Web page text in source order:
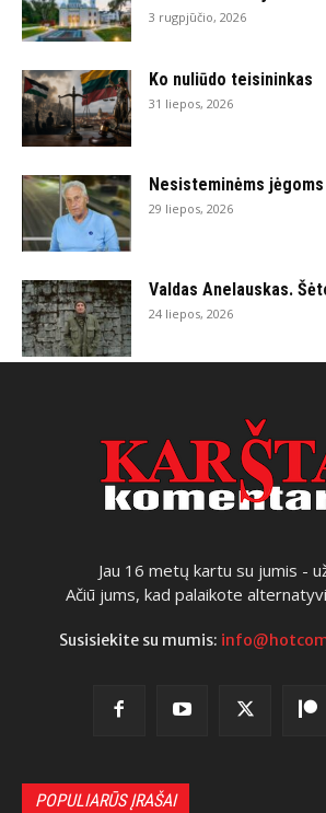
3 rugpjūčio, 2026
Ko nuliūdo teisininkas
31 liepos, 2026
Nesisteminėms
29 liepos, 2026
Valdas Anelauskas.
24 liepos, 2026
Jau 16 metų kartu su jumis -
Ačiū jums, kad palaikote
Susisiekite su mumis:
POPULIARŪS ĮRAŠAI